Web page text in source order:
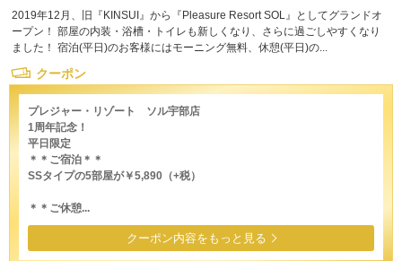
2019年12月、旧『KINSUI』から『Pleasure Resort SOL』としてグランドオ
ープン！ 部屋の内装・浴槽・トイレも新しくなり、さらに過ごしやすくなり
ました！ 宿泊(平日)のお客様にはモーニング無料、休憩(平日)の...
クーポン
プレジャー・リゾート ソル宇部店
1周年記念！
平日限定
＊＊ご宿泊＊＊
SSタイプの5部屋が￥5,890（+税）
＊＊ご休憩...
クーポン内容をもっと見る